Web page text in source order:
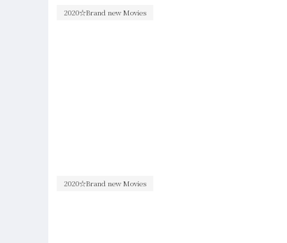
2020☆Brand new Movies
2020☆Brand new Movies